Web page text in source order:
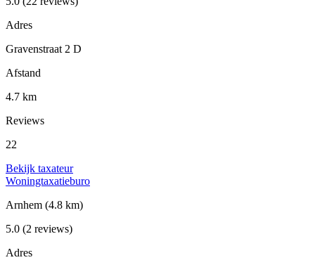
Adres
Gravenstraat 2 D
Afstand
4.7 km
Reviews
22
Bekijk taxateur
Woningtaxatieburo
Arnhem (4.8 km)
5.0 (2 reviews)
Adres